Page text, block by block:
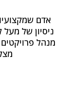
אדם
ניסיון של מעל ל-18 שנים בתחום מערכות
מנהל